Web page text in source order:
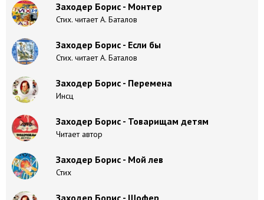
Заходер Борис - Монтер
Стих. читает А. Баталов
Заходер Борис - Если бы
Стих. читает А. Баталов
Заходер Борис - Перемена
Инсц
Заходер Борис - Товарищам детям
Читает автор
Заходер Борис - Мой лев
Стих
Заходер Борис - Шофер